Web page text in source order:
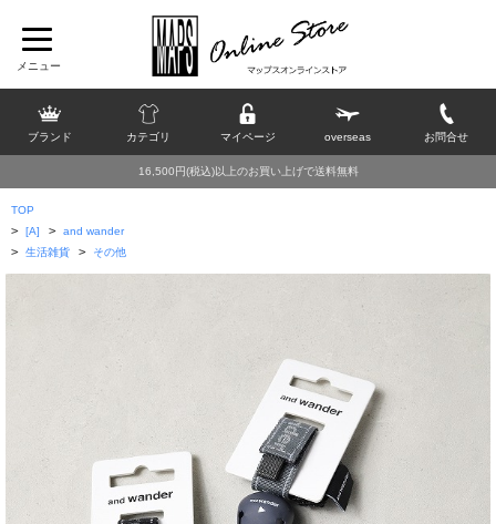
ブランド カテゴリ マイページ overseas お問合せ
16,500円(税込)以上のお買い上げで送料無料
TOP
> [A] > and wander
> 生活雑貨 > その他